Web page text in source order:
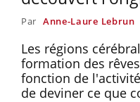
Par Anne-Laure Lebrun
Les régions
formation des
fonction de
de deviner ce que